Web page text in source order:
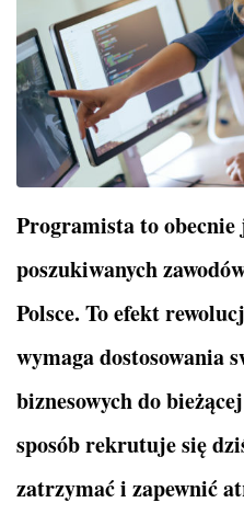
Programista to
poszukiwanych
Polsce. To efekt
wymaga dostosowania
biznesowych do
sposób rekrutuje się
zatrzymać i zapewnić